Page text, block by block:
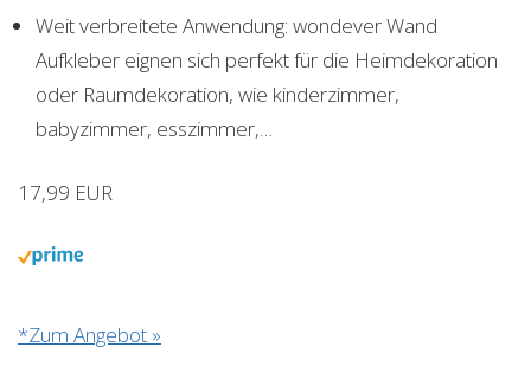
Weit verbreitete Anwendung: wondever Wand
Aufkleber eignen sich perfekt für die Heimdekoration
oder Raumdekoration, wie kinderzimmer,
babyzimmer, esszimmer,…
17,99 EUR
*Zum Angebot »